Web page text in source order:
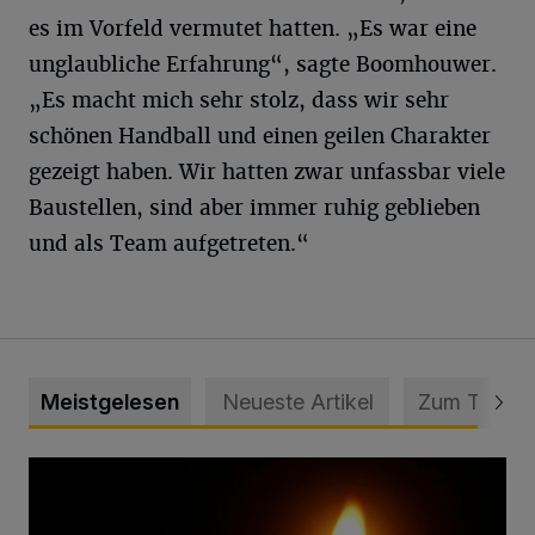
es im Vorfeld vermutet hatten. „Es war eine
unglaubliche Erfahrung“, sagte Boomhouwer.
„Es macht mich sehr stolz, dass wir sehr
schönen Handball und einen geilen Charakter
gezeigt haben. Wir hatten zwar unfassbar viele
Baustellen, sind aber immer ruhig geblieben
und als Team aufgetreten.“
Meistgelesen Neueste Artikel Zum Thema